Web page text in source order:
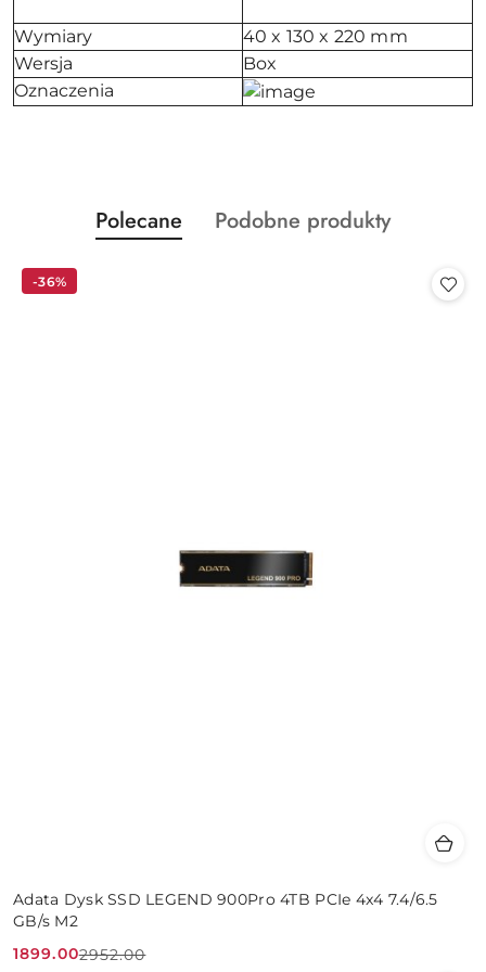
Wymiary
40 x 130 x 220 mm
Wersja
Box
Oznaczenia
Pomiń karuzelę produktów
Produkty
o
Polecane
Produkty
Podobne produkty
Adata Dysk SSD LEGEND 900Pro 4TB PCIe 4x4 7.4/6.5
GB/s M2
Cena
1899.00
Cena
2952.00
-36%